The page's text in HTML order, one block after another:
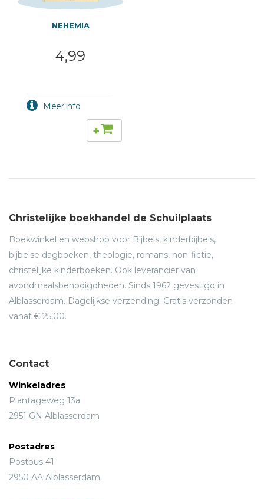
NEHEMIA
4,99
+
Christelijke boekhandel de Schuilplaats
Boekwinkel en webshop voor Bijbels, kinderbijbels,
bijbelse dagboeken, theologie, romans, non-fictie,
christelijke kinderboeken. Ook leverancier van
avondmaalsbenodigdheden. Sinds 1962 gevestigd in
Alblasserdam. Dagelijkse verzending. Gratis verzonden
vanaf € 25,00.
Contact
Winkeladres
Plantageweg 13a
2951 GN Alblasserdam
Postadres
Postbus 41
2950 AA Alblasserdam